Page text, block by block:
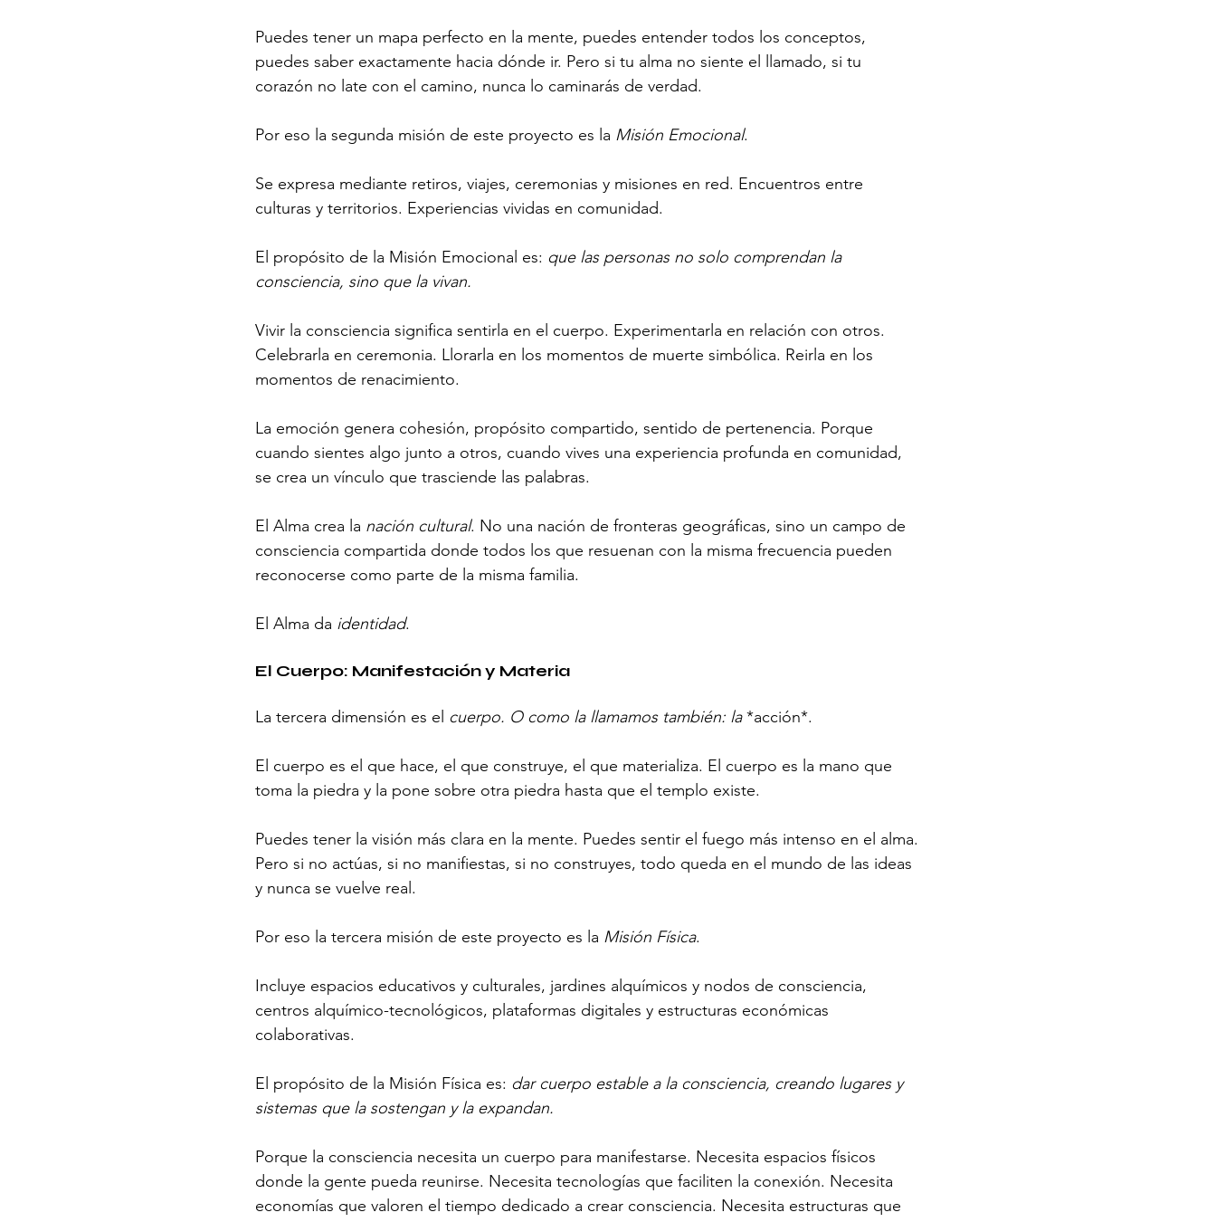
Puedes tener un mapa perfecto en la mente, puedes entender todos los conceptos,
puedes saber exactamente hacia dónde ir. Pero si tu alma no siente el llamado, si tu
corazón no late con el camino, nunca lo caminarás de verdad.
Por eso la segunda misión de este proyecto es la Misión Emocional.
Se expresa mediante retiros, viajes, ceremonias y misiones en red. Encuentros entre
culturas y territorios. Experiencias vividas en comunidad.
El propósito de la Misión Emocional es: que las personas no solo comprendan la
consciencia, sino que la vivan.
Vivir la consciencia significa sentirla en el cuerpo. Experimentarla en relación con otros.
Celebrarla en ceremonia. Llorarla en los momentos de muerte simbólica. Reirla en los
momentos de renacimiento.
La emoción genera cohesión, propósito compartido, sentido de pertenencia. Porque
cuando sientes algo junto a otros, cuando vives una experiencia profunda en comunidad,
se crea un vínculo que trasciende las palabras.
El Alma crea la nación cultural. No una nación de fronteras geográficas, sino un campo de
consciencia compartida donde todos los que resuenan con la misma frecuencia pueden
reconocerse como parte de la misma familia.
El Alma da identidad.
El Cuerpo: Manifestación y Materia
La tercera dimensión es el cuerpo. O como la llamamos también: la *acción*.
El cuerpo es el que hace, el que construye, el que materializa. El cuerpo es la mano que
toma la piedra y la pone sobre otra piedra hasta que el templo existe.
Puedes tener la visión más clara en la mente. Puedes sentir el fuego más intenso en el alma.
Pero si no actúas, si no manifiestas, si no construyes, todo queda en el mundo de las ideas
y nunca se vuelve real.
Por eso la tercera misión de este proyecto es la Misión Física.
Incluye espacios educativos y culturales, jardines alquímicos y nodos de consciencia,
centros alquímico-tecnológicos, plataformas digitales y estructuras económicas
colaborativas.
El propósito de la Misión Física es: dar cuerpo estable a la consciencia, creando lugares y
sistemas que la sostengan y la expandan.
Porque la consciencia necesita un cuerpo para manifestarse. Necesita espacios físicos
donde la gente pueda reunirse. Necesita tecnologías que faciliten la conexión. Necesita
economías que valoren el tiempo dedicado a crear consciencia. Necesita estructuras que